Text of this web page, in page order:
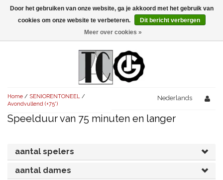
Menu
AVONDVULLEND (+75')
KORT (-30')
OVERIG (30'-75')
UITGELICHT!
AVONDVULLEND (+75')
KORT (-30')
OVERIG (30'-75')
UITGELICHT!
THRILLERS
AVONDVULLEND (+75')
OVERIG (30'-75')
SENIORENTONEEL
KORT (-30')
SPEKTAKELSTUKKEN
JUBILEUMSTUK
OVERIG
Home / SENIORENTONEEL /
Avondvullend (+75')
Nederlands
Speelduur van 75 minuten en langer
aantal spelers
aantal dames
Door het gebruiken van onze website, ga je akkoord met het gebruik van
cookies om onze website te verbeteren.
Dit bericht verbergen
Meer over cookies »